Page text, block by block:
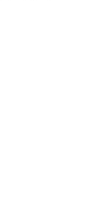
は、必ず
７時30分前
り人が流
直ちに川原